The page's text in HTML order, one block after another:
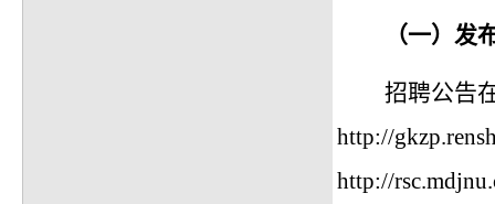
（一）发
招聘公告
http://
http://